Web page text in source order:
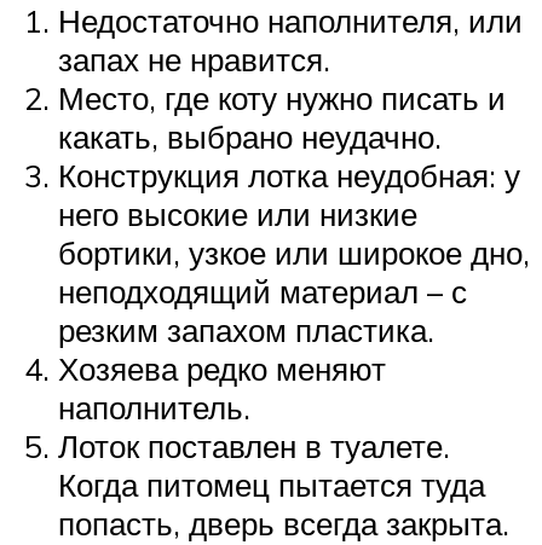
Недостаточно наполнителя, или
запах не нравится.
Место, где коту нужно писать и
какать, выбрано неудачно.
Конструкция лотка неудобная: у
него высокие или низкие
бортики, узкое или широкое дно,
неподходящий материал – с
резким запахом пластика.
Хозяева редко меняют
наполнитель.
Лоток поставлен в туалете.
Когда питомец пытается туда
попасть, дверь всегда закрыта.